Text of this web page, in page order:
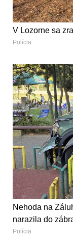
V Lozorne sa
Polícia
Nehoda na
narazila do
Polícia